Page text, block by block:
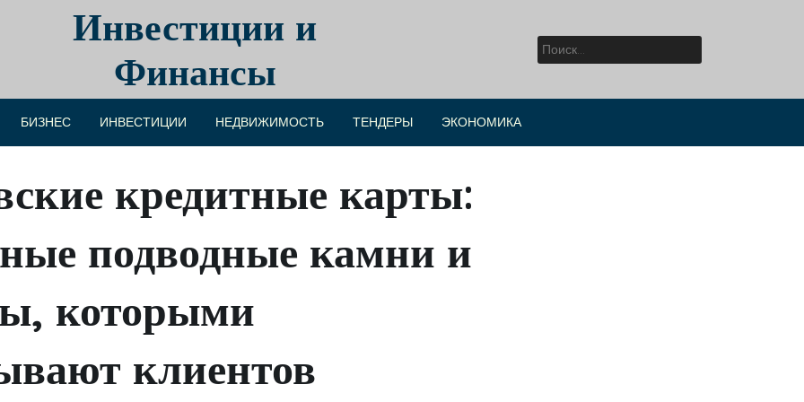
Инвестиции и
Финансы
Найти:
БИЗНЕС ИНВЕСТИЦИИ НЕДВИЖИМОСТЬ ТЕНДЕРЫ ЭКОНОМИКА
кредитные карты:
подводные камни и
которыми
клиентов